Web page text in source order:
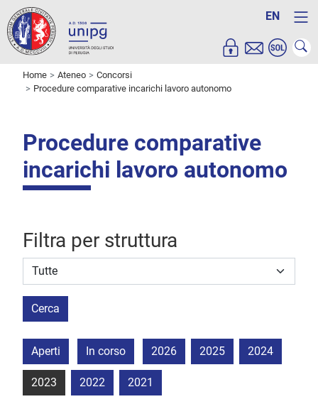
EN
Home Ateneo
Concorsi
Procedure comparative incarichi lavoro autonomo
Procedure comparative
incarichi lavoro autonomo
Filtra per struttura
Struttura stipulante
Cerca
Aperti In corso 2026 2025 2024
2023 2022 2021